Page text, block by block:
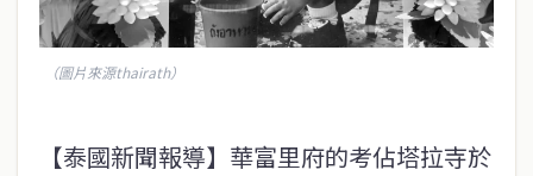
（圖片來源thairath）
【泰國新聞報導】華富里府的考佔塔拉寺於